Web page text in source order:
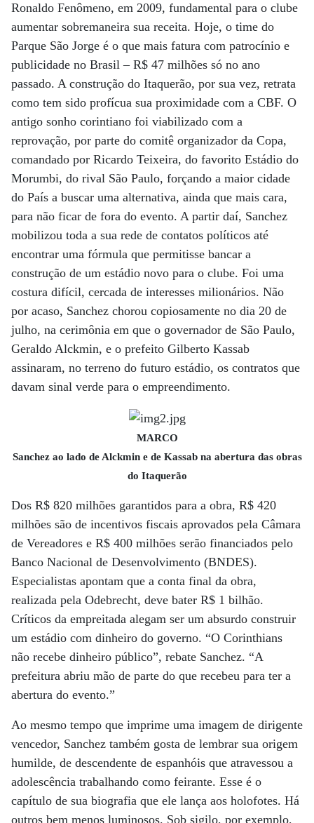
Ronaldo Fenômeno, em 2009, fundamental para o clube
aumentar sobremaneira sua receita. Hoje, o time do
Parque São Jorge é o que mais fatura com patrocínio e
publicidade no Brasil – R$ 47 milhões só no ano
passado. A construção do Itaquerão, por sua vez, retrata
como tem sido profícua sua proximidade com a CBF. O
antigo sonho corintiano foi viabilizado com a
reprovação, por parte do comitê organizador da Copa,
comandado por Ricardo Teixeira, do favorito Estádio do
Morumbi, do rival São Paulo, forçando a maior cidade
do País a buscar uma alternativa, ainda que mais cara,
para não ficar de fora do evento. A partir daí, Sanchez
mobilizou toda a sua rede de contatos políticos até
encontrar uma fórmula que permitisse bancar a
construção de um estádio novo para o clube. Foi uma
costura difícil, cercada de interesses milionários. Não
por acaso, Sanchez chorou copiosamente no dia 20 de
julho, na cerimônia em que o governador de São Paulo,
Geraldo Alckmin, e o prefeito Gilberto Kassab
assinaram, no terreno do futuro estádio, os contratos que
davam sinal verde para o empreendimento.
MARCO
Sanchez ao lado de Alckmin e de Kassab na abertura das obras
do Itaquerão
Dos R$ 820 milhões garantidos para a obra, R$ 420
milhões são de incentivos fiscais aprovados pela Câmara
de Vereadores e R$ 400 milhões serão financiados pelo
Banco Nacional de Desenvolvimento (BNDES).
Especialistas apontam que a conta final da obra,
realizada pela Odebrecht, deve bater R$ 1 bilhão.
Críticos da empreitada alegam ser um absurdo construir
um estádio com dinheiro do governo. “O Corinthians
não recebe dinheiro público”, rebate Sanchez. “A
prefeitura abriu mão de parte do que recebeu para ter a
abertura do evento.”
Ao mesmo tempo que imprime uma imagem de dirigente
vencedor, Sanchez também gosta de lembrar sua origem
humilde, de descendente de espanhóis que atravessou a
adolescência trabalhando como feirante. Esse é o
capítulo de sua biografia que ele lança aos holofotes. Há
outros bem menos luminosos. Sob sigilo, por exemplo,